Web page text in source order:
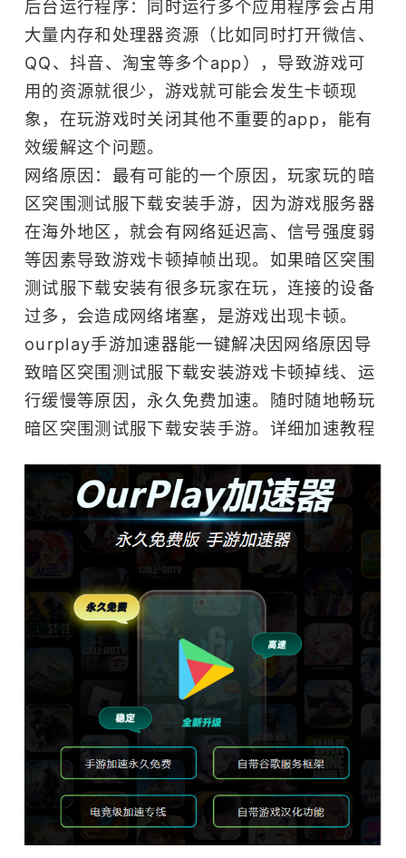
后台运行程序：同时运行多个应用程序会占用
大量内存和处理器资源（比如同时打开微信、
QQ、抖音、淘宝等多个app），导致游戏可
用的资源就很少，游戏就可能会发生卡顿现
象，在玩游戏时关闭其他不重要的app，能有
效缓解这个问题。
网络原因：最有可能的一个原因，玩家玩的暗
区突围测试服下载安装手游，因为游戏服务器
在海外地区，就会有网络延迟高、信号强度弱
等因素导致游戏卡顿掉帧出现。如果暗区突围
测试服下载安装有很多玩家在玩，连接的设备
过多，会造成网络堵塞，是游戏出现卡顿。
ourplay手游加速器能一键解决因网络原因导
致暗区突围测试服下载安装游戏卡顿掉线、运
行缓慢等原因，永久免费加速。随时随地畅玩
暗区突围测试服下载安装手游。 详细加速教程